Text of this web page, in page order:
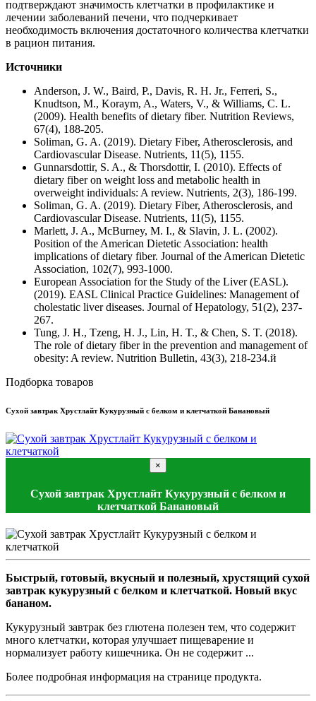
подтверждают значимость клетчатки в профилактике и
лечении заболеваний печени, что подчеркивает
необходимость включения достаточного количества клетчатки
в рацион питания.
Источники
Anderson, J. W., Baird, P., Davis, R. H. Jr., Ferreri, S.,
Knudtson, M., Koraym, A., Waters, V., & Williams, C. L.
(2009). Health benefits of dietary fiber. Nutrition Reviews,
67(4), 188-205.
Soliman, G. A. (2019). Dietary Fiber, Atherosclerosis, and
Cardiovascular Disease. Nutrients, 11(5), 1155.
Gunnarsdottir, S. A., & Thorsdottir, I. (2010). Effects of
dietary fiber on weight loss and metabolic health in
overweight individuals: A review. Nutrients, 2(3), 186-199.
Soliman, G. A. (2019). Dietary Fiber, Atherosclerosis, and
Cardiovascular Disease. Nutrients, 11(5), 1155.
Marlett, J. A., McBurney, M. I., & Slavin, J. L. (2002).
Position of the American Dietetic Association: health
implications of dietary fiber. Journal of the American Dietetic
Association, 102(7), 993-1000.
European Association for the Study of the Liver (EASL).
(2019). EASL Clinical Practice Guidelines: Management of
cholestatic liver diseases. Journal of Hepatology, 51(2), 237-
267.
Tung, J. H., Tzeng, H. J., Lin, H. T., & Chen, S. T. (2018).
The role of dietary fiber in the prevention and management of
obesity: A review. Nutrition Bulletin, 43(3), 218-234.й
Подборка товаров
Сухой завтрак Хрустлайт Кукурузный с белком и клетчаткой Банановый
×
Сухой завтрак Хрустлайт Кукурузный с белком и
клетчаткой Банановый
Быстрый, готовый, вкусный и полезный, хрустящий сухой
завтрак кукурузный с белком и клетчаткой. Новый вкус
бананом.
Кукурузный завтрак без глютена полезен тем, что содержит
много клетчатки, которая улучшает пищеварение и
нормализует работу кишечника. Он не содержит ...
Более подробная информация на странице продукта.